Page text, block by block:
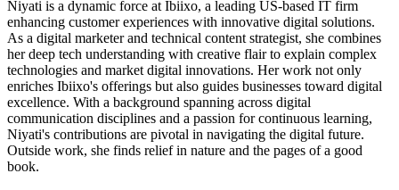
Niyati is a dynamic force at Ibiixo, a leading US-based IT firm
enhancing customer experiences with innovative digital solutions.
As a digital marketer and technical content strategist, she combines
her deep tech understanding with creative flair to explain complex
technologies and market digital innovations. Her work not only
enriches Ibiixo's offerings but also guides businesses toward digital
excellence. With a background spanning across digital
communication disciplines and a passion for continuous learning,
Niyati's contributions are pivotal in navigating the digital future.
Outside work, she finds relief in nature and the pages of a good
book.